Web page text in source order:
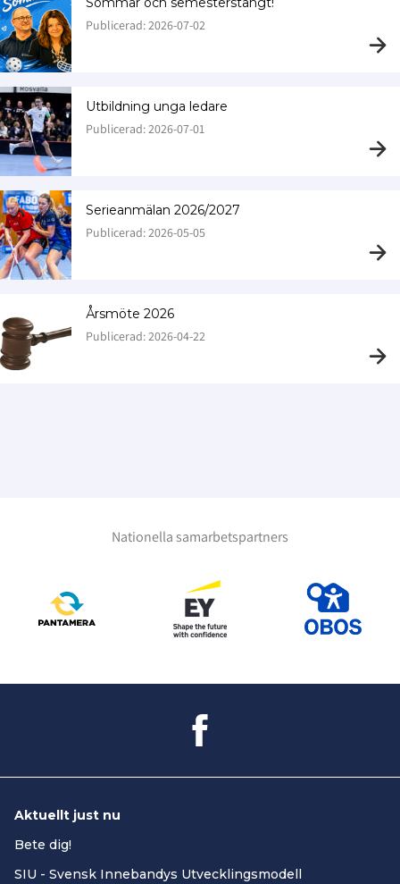
Publicerad: 2026-07-02
Utbildning unga ledare
Publicerad: 2026-07-01
Serieanmälan 2026/2027
Publicerad: 2026-05-05
Årsmöte 2026
Publicerad: 2026-04-22
Nationella samarbetspartners
Aktuellt just nu
Bete dig!
SIU - Svensk Innebandys Utvecklingsmodell